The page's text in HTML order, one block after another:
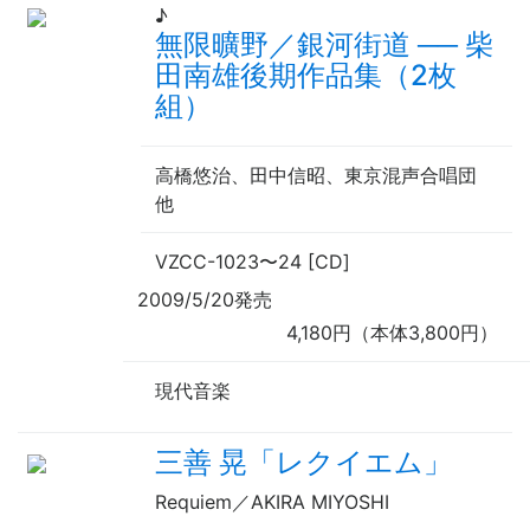
♪
無限曠野／銀河街道──柴
田南雄後期作品集（2枚
組）
高橋悠治、田中信昭、東京混声合唱団
他
VZCC-1023〜24 [CD]
2009/5/20発売
4,180円（本体3,800円）
現代音楽
三善 晃「レクイエム」
Requiem／AKIRA MIYOSHI